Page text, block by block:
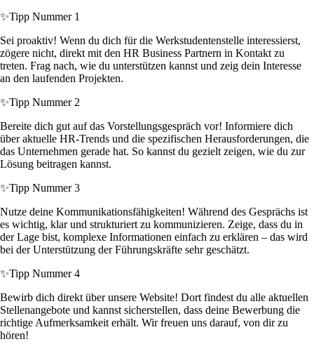
✨Tipp Nummer 1
Sei proaktiv! Wenn du dich für die Werkstudentenstelle interessierst,
zögere nicht, direkt mit den HR Business Partnern in Kontakt zu
treten. Frag nach, wie du unterstützen kannst und zeig dein Interesse
an den laufenden Projekten.
✨Tipp Nummer 2
Bereite dich gut auf das Vorstellungsgespräch vor! Informiere dich
über aktuelle HR-Trends und die spezifischen Herausforderungen, die
das Unternehmen gerade hat. So kannst du gezielt zeigen, wie du zur
Lösung beitragen kannst.
✨Tipp Nummer 3
Nutze deine Kommunikationsfähigkeiten! Während des Gesprächs ist
es wichtig, klar und strukturiert zu kommunizieren. Zeige, dass du in
der Lage bist, komplexe Informationen einfach zu erklären – das wird
bei der Unterstützung der Führungskräfte sehr geschätzt.
✨Tipp Nummer 4
Bewirb dich direkt über unsere Website! Dort findest du alle aktuellen
Stellenangebote und kannst sicherstellen, dass deine Bewerbung die
richtige Aufmerksamkeit erhält. Wir freuen uns darauf, von dir zu
hören!